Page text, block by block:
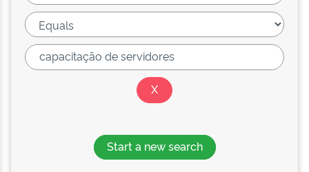
Start a new search